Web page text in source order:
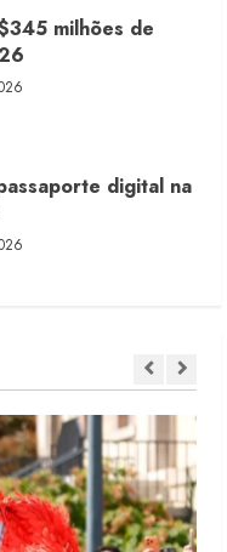
digital na
retomada da
assume Movimento